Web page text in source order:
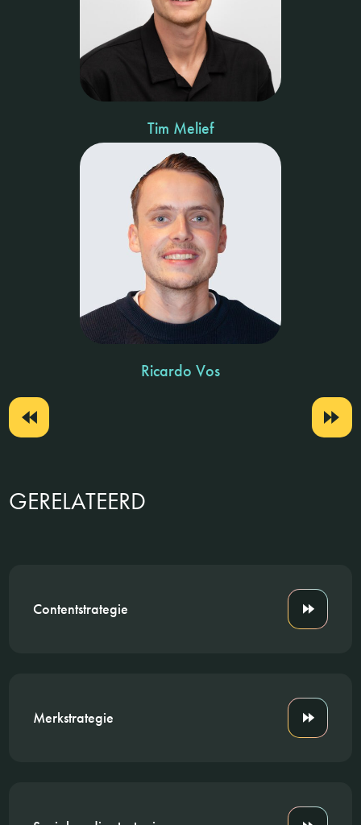
Tim Melief
Ricardo Vos
GERELATEERD
Contentstrategie
Merkstrategie